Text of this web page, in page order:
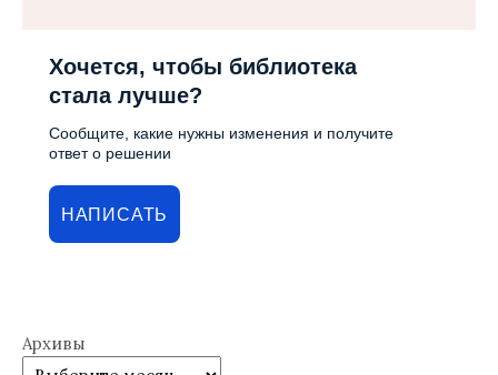
Хочется, чтобы библиотека
стала лучше?
Сообщите, какие нужны изменения и получите
ответ о решении
НАПИСАТЬ
Архивы